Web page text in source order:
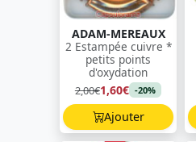
ADAM-MEREAUX
2 Estampée cuivre *
petits points
d'oxydation
2,00€1,60€ -20%
Ajouter